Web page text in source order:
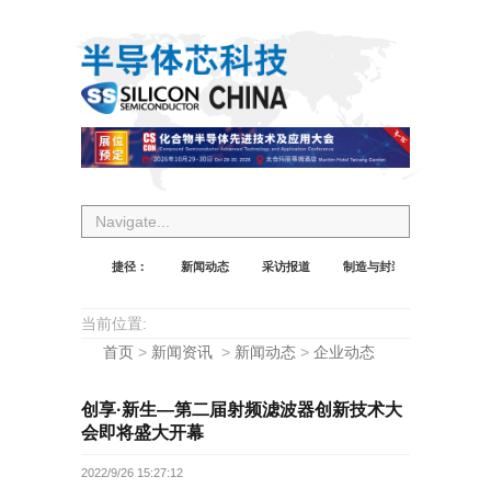
Navigate...
捷径： 新闻动态 采访报道 制造与封装
当前位置:
首页 > 新闻资讯 > 新闻动态 > 企业动态
创享·新生—第二届射频滤波器创新技术大
会即将盛大开幕
2022/9/26 15:27:12